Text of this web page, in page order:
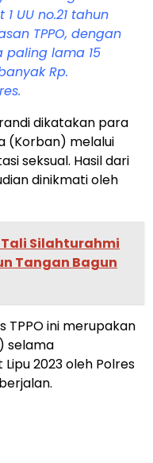
UU no.21 tahun
TPPO, dengan
lama 15
Rp.
dikatakan para
(Korban) melalui
seksual. Hasil dari
dinikmati oleh
Silahturahmi
Tangan Bagun
TPPO ini merupakan
selama
2023 oleh Polres